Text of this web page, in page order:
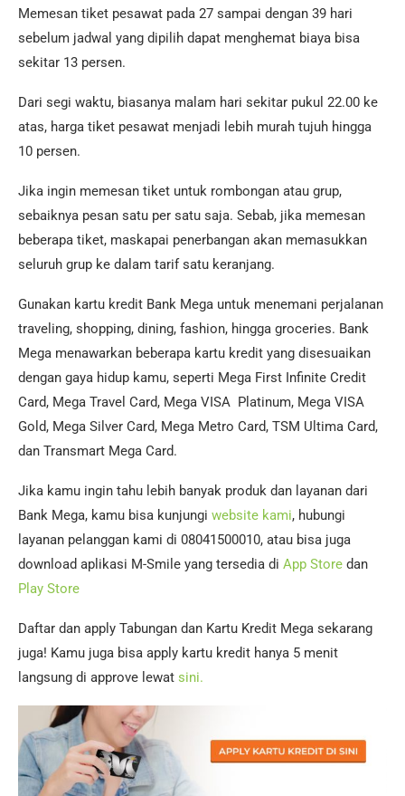
Memesan tiket pesawat pada 27 sampai dengan 39 hari
sebelum jadwal yang dipilih dapat menghemat biaya bisa
sekitar 13 persen.
Dari segi waktu, biasanya malam hari sekitar pukul 22.00 ke
atas, harga tiket pesawat menjadi lebih murah tujuh hingga
10 persen.
Jika ingin memesan tiket untuk rombongan atau grup,
sebaiknya pesan satu per satu saja. Sebab, jika memesan
beberapa tiket, maskapai penerbangan akan memasukkan
seluruh grup ke dalam tarif satu keranjang.
Gunakan kartu kredit Bank Mega untuk menemani perjalanan
traveling, shopping, dining, fashion, hingga groceries. Bank
Mega menawarkan beberapa kartu kredit yang disesuaikan
dengan gaya hidup kamu, seperti Mega First Infinite Credit
Card, Mega Travel Card, Mega VISA Platinum, Mega VISA
Gold, Mega Silver Card, Mega Metro Card, TSM Ultima Card,
dan Transmart Mega Card.
Jika kamu ingin tahu lebih banyak produk dan layanan dari
Bank Mega, kamu bisa kunjungi website kami, hubungi
layanan pelanggan kami di 08041500010, atau bisa juga
download aplikasi M-Smile yang tersedia di App Store dan
Play Store
Daftar dan apply Tabungan dan Kartu Kredit Mega sekarang
juga! Kamu juga bisa apply kartu kredit hanya 5 menit
langsung di approve lewat sini.